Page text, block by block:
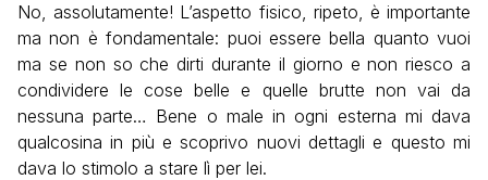
No, assolutamente! L’aspetto fisico, ripeto, è importante
ma non è fondamentale: puoi essere bella quanto vuoi
ma se non so che dirti durante il giorno e non riesco a
condividere le cose belle e quelle brutte non vai da
nessuna parte… Bene o male in ogni esterna mi dava
qualcosina in più e scoprivo nuovi dettagli e questo mi
dava lo stimolo a stare lì per lei.